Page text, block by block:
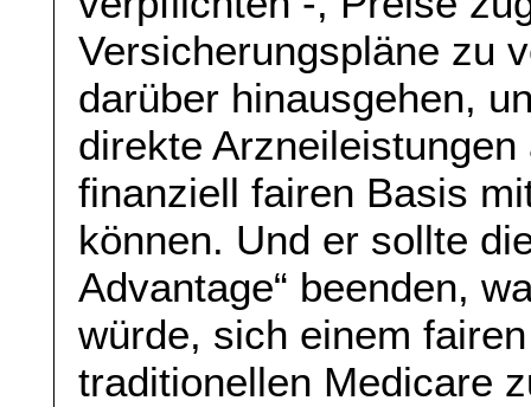
Versicherungspläne zu
darüber hinausgehen,
direkte
finanziell fairen Basis
können. Und er sollte
Advantage“ beenden,
würde, sich einem
traditionellen Medicare